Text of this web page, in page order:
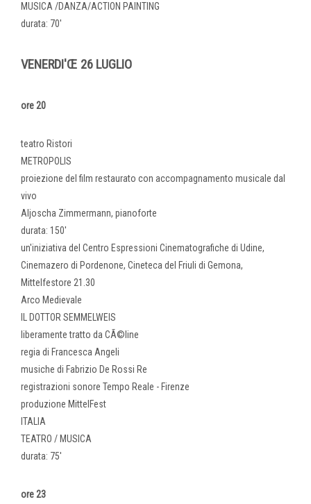
MUSICA /DANZA/ACTION PAINTING
durata: 70'
VENERDI'Œ 26 LUGLIO
ore 20
teatro Ristori
METROPOLIS
proiezione del film restaurato con accompagnamento musicale dal
vivo
Aljoscha Zimmermann, pianoforte
durata: 150'
un'iniziativa del Centro Espressioni Cinematografiche di Udine,
Cinemazero di Pordenone, Cineteca del Friuli di Gemona,
Mittelfestore 21.30
Arco Medievale
IL DOTTOR SEMMELWEIS
liberamente tratto da CÃ©line
regia di Francesca Angeli
musiche di Fabrizio De Rossi Re
registrazioni sonore Tempo Reale - Firenze
produzione MittelFest
ITALIA
TEATRO / MUSICA
durata: 75'
ore 23